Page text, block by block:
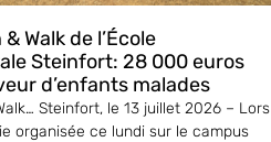
Walk de l’École
Steinfort: 28 000 euros
d’enfants malades
Steinfort, le 13 juillet 2026 – Lors
organisée ce lundi sur le campus